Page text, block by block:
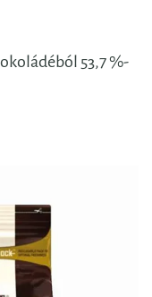
53,7 %-